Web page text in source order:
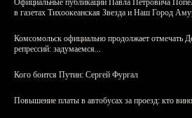
Официальные публикации Павла Петровича
в газетах Тихоокеанская Звезда и Наш Город
Комсомольск официально продолжает отмечать
репрессий: задумаемся...
Кого боится Путин: Сергей Фургал
Повышение платы в автобусах за проезд: кто